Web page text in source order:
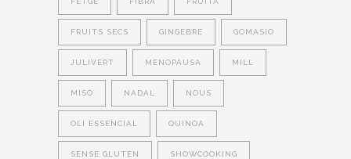
FRUITS SECS GINGEBRE GOMASIO
JULIVERT MENOPÀUSA MILL
MISO NADAL NOUS
OLI ESSENCIAL QUINOA
SENSE GLUTEN SHOWCOOKING